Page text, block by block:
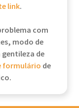
link.
com
modo de
de
formulário de